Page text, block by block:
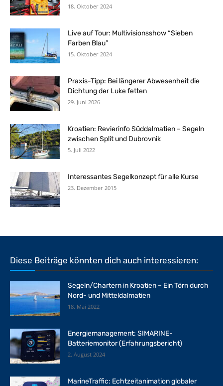
18. Oktober 2024
Live auf Tour: Multivisionsshow “Sieben
Farben Blau”
15. Oktober 2024
Praxis-Tipp: Bei längerer Abwesenheit die
Dichtung der Luke fetten
29. Juni 2026
Kroatien: Revierinfo Süddalmatien – Segeln
zwischen Split und Dubrovnik
5. Juli 2022
Interessantes Segelkonzept für alle Kurse
23. Dezember 2015
Diese Beiträge könnten dich auch interessieren:
Segeln/Chartern in Kroatien – Ein Törn durch
Nord- und Mitteldalmatien
18. Mai 2022
Energiemanagement: SIMARINE-
Batteriemonitor (Erfahrungsbericht)
2. August 2024
MarineTraffic: Echtzeitanimation globaler